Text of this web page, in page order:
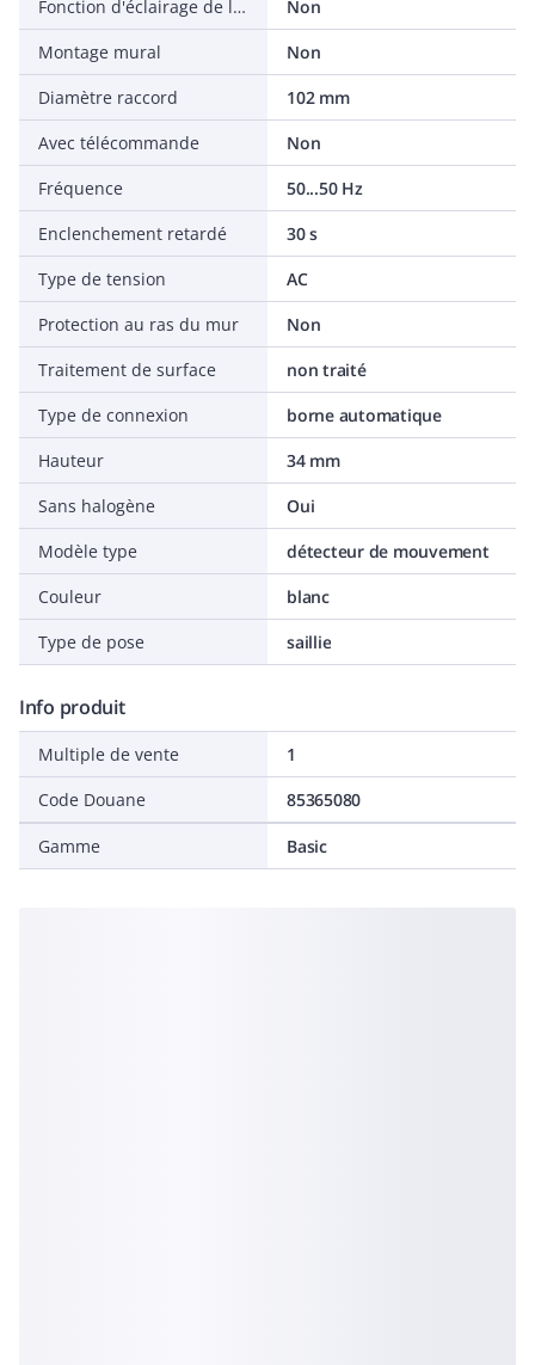
Fonction d'éclairage de la cage d'escalier
Non
Montage mural
Non
Diamètre raccord
102 mm
Avec télécommande
Non
Fréquence
50...50 Hz
Enclenchement retardé
30 s
Type de tension
AC
Protection au ras du mur
Non
Traitement de surface
non traité
Type de connexion
borne automatique
Hauteur
34 mm
Sans halogène
Oui
Modèle type
détecteur de mouvement
Couleur
blanc
Type de pose
saillie
Info produit
Multiple de vente
1
Code Douane
85365080
Gamme Basic